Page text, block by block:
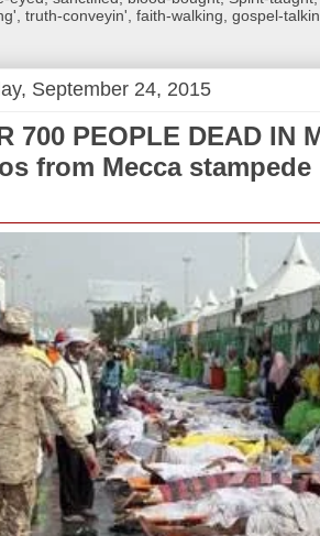
truth-conveyin', faith-walking, gospel-
September 24, 2015
700 PEOPLE DEAD IN
from Mecca stampede